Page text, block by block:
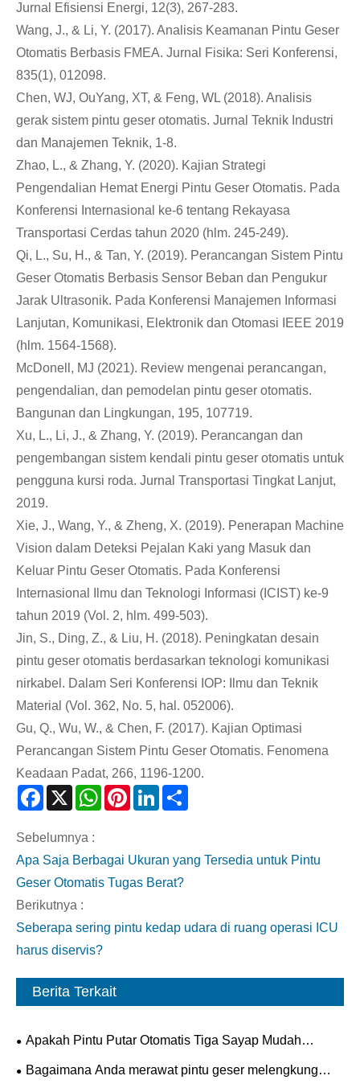
Jurnal Efisiensi Energi, 12(3), 267-283.
Wang, J., & Li, Y. (2017). Analisis Keamanan Pintu Geser
Otomatis Berbasis FMEA. Jurnal Fisika: Seri Konferensi,
835(1), 012098.
Chen, WJ, OuYang, XT, & Feng, WL (2018). Analisis
gerak sistem pintu geser otomatis. Jurnal Teknik Industri
dan Manajemen Teknik, 1-8.
Zhao, L., & Zhang, Y. (2020). Kajian Strategi
Pengendalian Hemat Energi Pintu Geser Otomatis. Pada
Konferensi Internasional ke-6 tentang Rekayasa
Transportasi Cerdas tahun 2020 (hlm. 245-249).
Qi, L., Su, H., & Tan, Y. (2019). Perancangan Sistem Pintu
Geser Otomatis Berbasis Sensor Beban dan Pengukur
Jarak Ultrasonik. Pada Konferensi Manajemen Informasi
Lanjutan, Komunikasi, Elektronik dan Otomasi IEEE 2019
(hlm. 1564-1568).
McDonell, MJ (2021). Review mengenai perancangan,
pengendalian, dan pemodelan pintu geser otomatis.
Bangunan dan Lingkungan, 195, 107719.
Xu, L., Li, J., & Zhang, Y. (2019). Perancangan dan
pengembangan sistem kendali pintu geser otomatis untuk
pengguna kursi roda. Jurnal Transportasi Tingkat Lanjut,
2019.
Xie, J., Wang, Y., & Zheng, X. (2019). Penerapan Machine
Vision dalam Deteksi Pejalan Kaki yang Masuk dan
Keluar Pintu Geser Otomatis. Pada Konferensi
Internasional Ilmu dan Teknologi Informasi (ICIST) ke-9
tahun 2019 (Vol. 2, hlm. 499-503).
Jin, S., Ding, Z., & Liu, H. (2018). Peningkatan desain
pintu geser otomatis berdasarkan teknologi komunikasi
nirkabel. Dalam Seri Konferensi IOP: Ilmu dan Teknik
Material (Vol. 362, No. 5, hal. 052006).
Gu, Q., Wu, W., & Chen, F. (2017). Kajian Optimasi
Perancangan Sistem Pintu Geser Otomatis. Fenomena
Keadaan Padat, 266, 1196-1200.
Facebook
X WhatsAppPinterestLinkedIn
Sebelumnya :
Apa Saja Berbagai Ukuran yang Tersedia untuk Pintu
Geser Otomatis Tugas Berat?
Berikutnya :
Seberapa sering pintu kedap udara di ruang operasi ICU
harus diservis?
Berita Terkait
Apakah Pintu Putar Otomatis Tiga Sayap Mudah
Dipasang?
Bagaimana Anda merawat pintu geser melengkung